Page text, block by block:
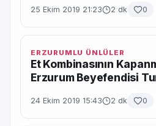
25 Ekim 2019 21:23 2 dk 0
ERZURUMLU ÜNLÜLER
Et Kombinasının
Erzurum Beyefendisi
24 Ekim 2019 15:43 2 dk 0